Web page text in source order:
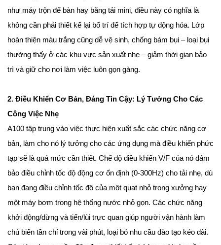
như máy trộn để bàn hay băng tải mini, điều này có nghĩa là
không cần phải thiết kế lại bố trí để tích hợp tự động hóa. Lớp
hoàn thiện màu trắng cũng dễ vệ sinh, chống bám bụi – loại bụi
thường thấy ở các khu vực sản xuất nhẹ – giảm thời gian bảo
trì và giữ cho nơi làm việc luôn gọn gàng.
2. Điều Khiển Cơ Bản, Đáng Tin Cậy: Lý Tưởng Cho Các
Công Việc Nhẹ
A100 tập trung vào việc thực hiện xuất sắc các chức năng cơ
bản, làm cho nó lý tưởng cho các ứng dụng mà điều khiển phức
tạp sẽ là quá mức cần thiết. Chế độ điều khiển V/F của nó đảm
bảo điều chỉnh tốc độ động cơ ổn định (0-300Hz) cho tải nhẹ, dù
bạn đang điều chỉnh tốc độ của một quạt nhỏ trong xưởng hay
một máy bơm trong hệ thống nước nhỏ gọn. Các chức năng
khởi động/dừng và tiến/lùi trực quan giúp người vận hành làm
chủ biến tần chỉ trong vài phút, loại bỏ nhu cầu đào tạo kéo dài.